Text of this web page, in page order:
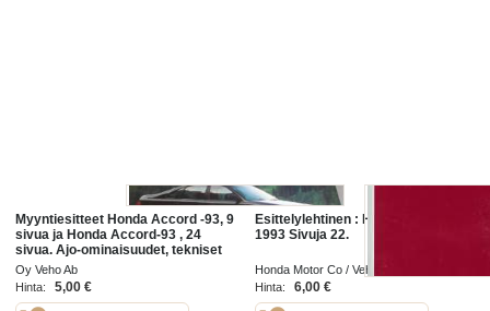
Myyntiesitteet Honda Accord -93, 9
sivua ja Honda Accord-93 , 24
sivua. Ajo-ominaisuudet, tekniset
tiedot, suunnittelu ym.
Oy Veho Ab
Hinta:
5,00 €
Esittelylehtinen : Honda mallisto
1993 Sivuja 22.
Honda Motor Co / Veho Oy
Hinta:
6,00 €